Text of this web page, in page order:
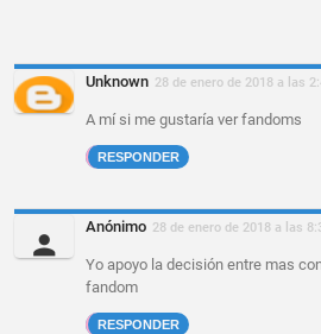
Unknown 28 de enero de 2018 a las
A mí si me gustaría ver fandoms
RESPONDER
Anónimo 28 de enero de 2018 a las
Yo apoyo la decisión entre mas
fandom
RESPONDER